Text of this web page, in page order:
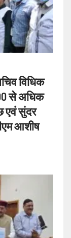
विधिक
से अधिक
एवं सुंदर
आशीष